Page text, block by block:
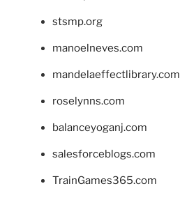
stsmp.org
manoelneves.com
mandelaeffectlibrary.com
roselynns.com
balanceyoganj.com
salesforceblogs.com
TrainGames365.com